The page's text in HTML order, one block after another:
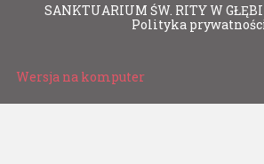
SANKTUARIUM ŚW. RITY W
Polityka
Wersja na komputer